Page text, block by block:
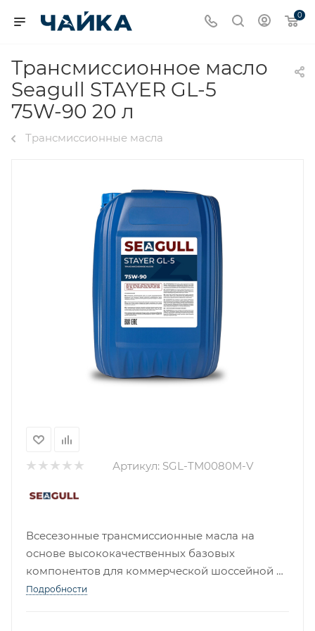
0
Трансмиссионное масло
Seagull STAYER GL-5
75W-90 20 л
Трансмиссионные масла
Артикул: SGL-TM0080M-V
Всесезонные трансмиссионные масла на
основе высококачественных базовых
компонентов для коммерческой шоссейной и
внедорожной техники. Разработаны для
Подробности